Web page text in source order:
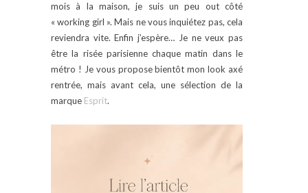
mois à la maison, je suis un peu out côté
« working girl ». Mais ne vous inquiétez pas, cela
reviendra vite. Enfin j’espère… Je ne veux pas
être la risée parisienne chaque matin dans le
métro ! Je vous propose bientôt mon look axé
rentrée, mais avant cela, une sélection de la
marque Esprit.